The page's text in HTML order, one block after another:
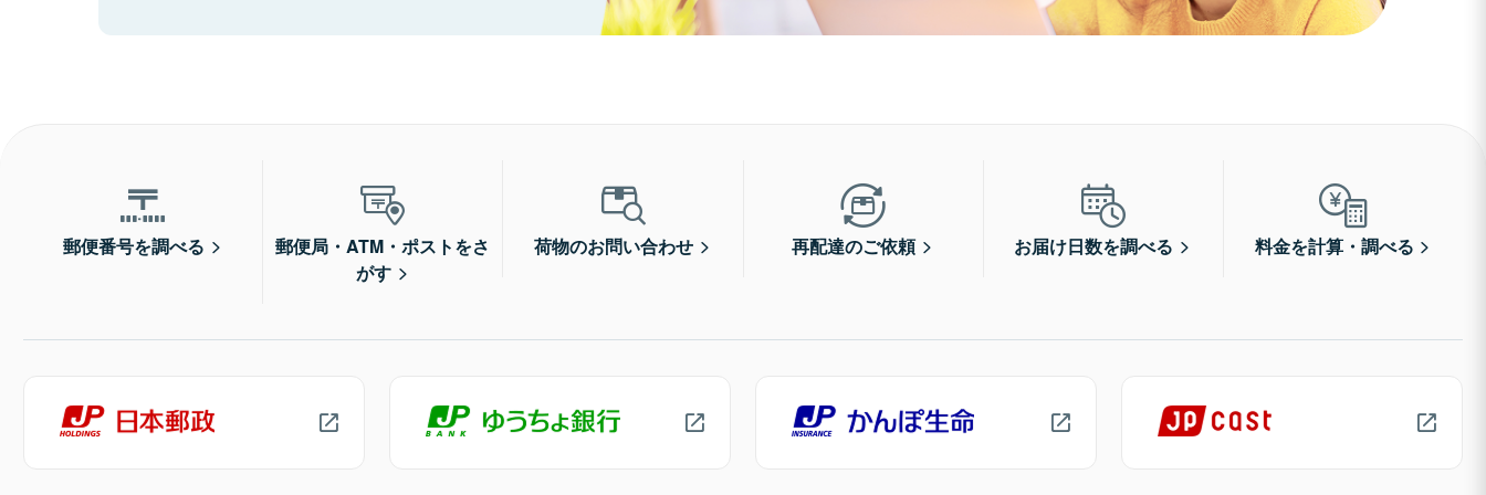
郵便番号を調べる
郵便局・ATM・ポストをさ
がす
荷物のお問い合わせ 再配達のご依頼 お届け日数を調べる 料金を計算・調べる